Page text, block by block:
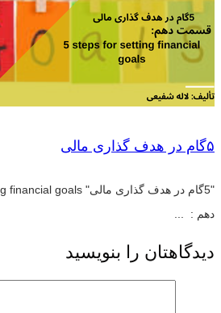
۵گام در هدف گذاری مالی
دهم : ...
دیدگاهتان را بنویسید